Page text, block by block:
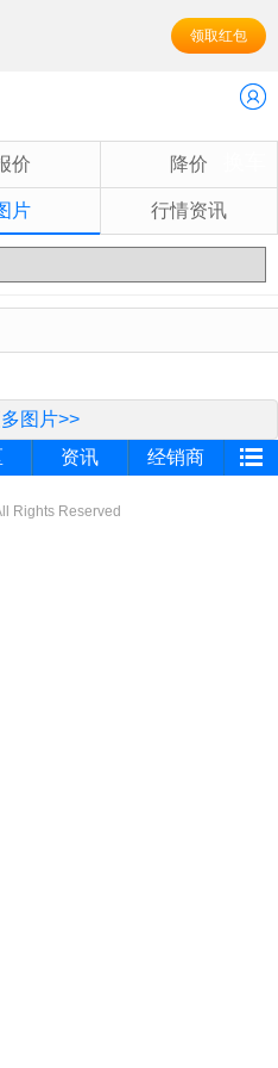
领取红包
价 降价
片 行情资讯
图片>>
资讯 经销商
Rights Reserved